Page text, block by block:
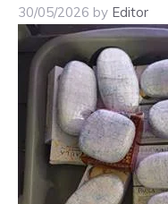
30/05/2026 by Editor